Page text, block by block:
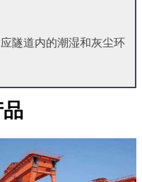
隧道内的潮湿和灰尘环